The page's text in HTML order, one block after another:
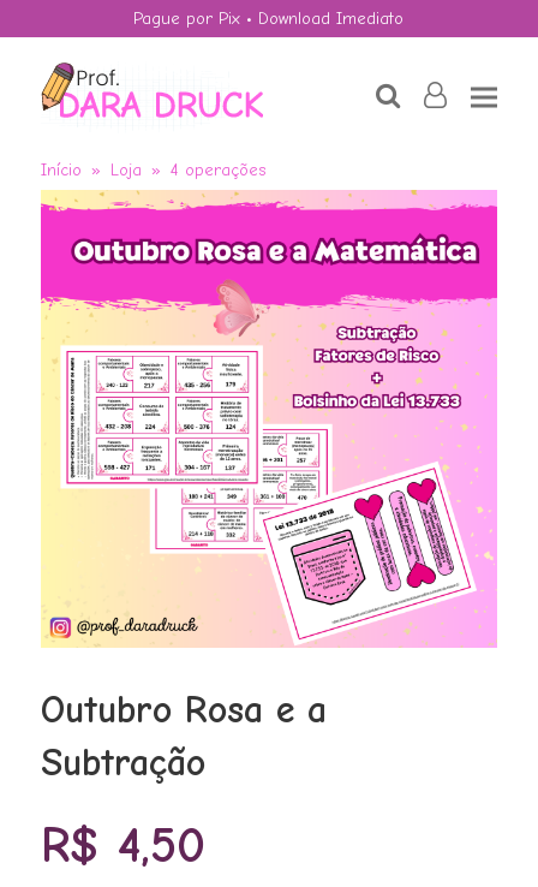
Pague por Pix • Download Imediato
searchuser-
Início » Loja » 4 operações
Outubro Rosa e a
Subtração
R$ 4,50
Dia da Mulher -
Divisão
4,50 ADD